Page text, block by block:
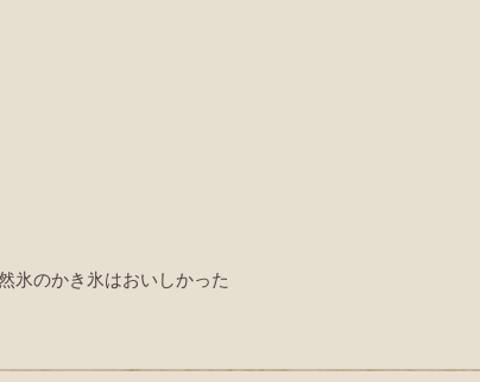
氷のかき氷はおいしかった